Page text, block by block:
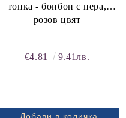
топка - бонбон с пера,
розов цвят
€4.81 9.41лв.